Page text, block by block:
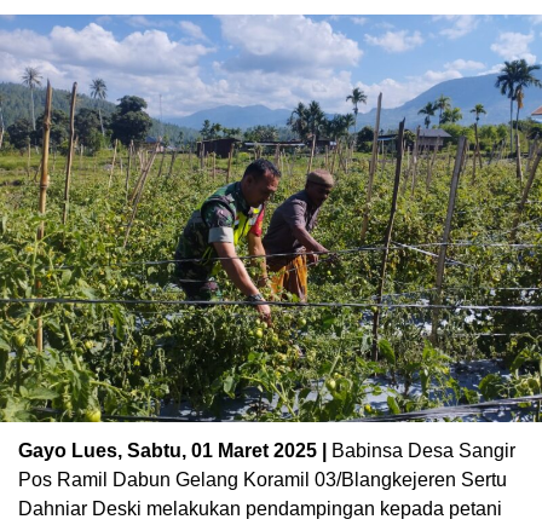
Gayo Lues, Sabtu, 01 Maret 2025 |
Babinsa Desa Sangir
Pos Ramil Dabun Gelang Koramil 03/Blangkejeren Sertu
Dahniar Deski melakukan pendampingan kepada petani